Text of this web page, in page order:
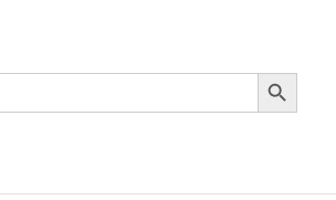
Search Button